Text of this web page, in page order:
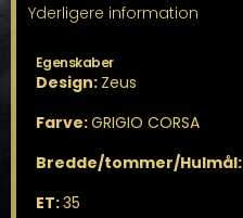
Yderligere information
Egenskaber
Design: Zeus
Farve:GRIGIO CORSA
Bredde/tommer/Hulmål:
ET:35